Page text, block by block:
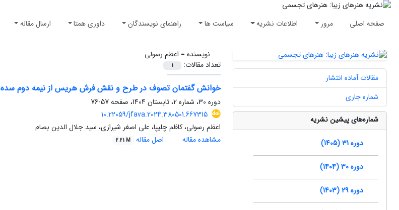
صفحه اصلی مرور اطلاعات نشریه سیاست ها راهنمای نویسندگان داوری همتا ارسال مقاله
نویسنده = اعظم رسولی
تعداد مقالات:
1
خوانش گفتمان تصوف در طرح و نقش فرش هریس از نیمه دوم سده‌‌ 13 تا نیمه دوم سده 14 ه.ق
دوره 30، شماره 2، تابستان 1404، صفحه
57-76
10.22059/jfava.2024.380501.667315
اعظم رسولی، کاظم چلیپا، علی اصغر شیرازی، سید جلال الدین بصام
مشاهده مقاله
اصل مقاله 2.21 M
مقالات آماده انتشار
شماره جاری
شماره‌های پیشین نشریه
دوره 31 (1405)
دوره 30 (1404)
دوره 29 (1403)